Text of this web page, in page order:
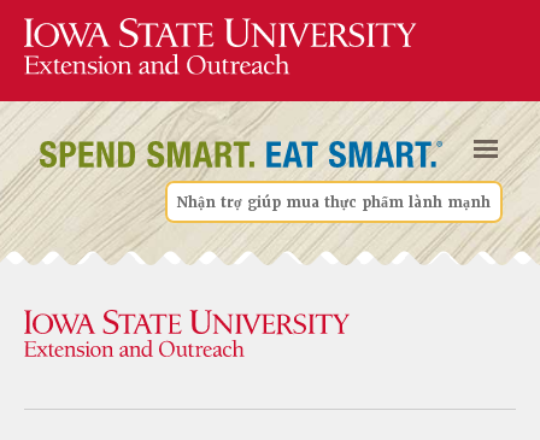
Nhận trợ giúp mua thực phẩm lành mạnh